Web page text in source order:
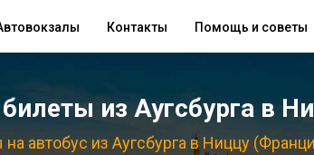
Контакты Помощь и советы
из Аугсбурга в
автобус из Аугсбурга в Ниццу